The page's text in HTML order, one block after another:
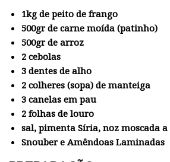
1kg de peito de frango
500gr de carne moída (patinho)
500gr de arroz
2 cebolas
3 dentes de alho
2 colheres (sopa) de manteiga
3 canelas em pau
2 folhas de louro
sal, pimenta Síria, noz moscada a
Snouber e Amêndoas Laminadas